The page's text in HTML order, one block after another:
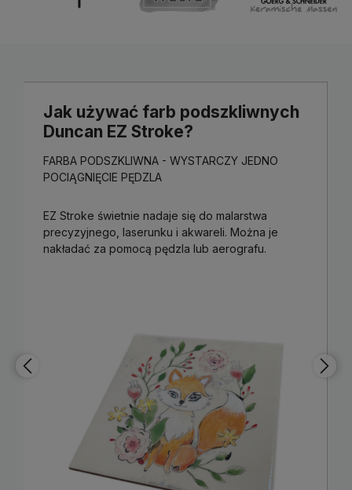
Jak używać farb podszkliwnych
Duncan EZ Stroke?
FARBA PODSZKLIWNA - WYSTARCZY JEDNO
POCIĄGNIĘCIE PĘDZLA
EZ Stroke świetnie nadaje się do malarstwa
precyzyjnego, laserunku i akwareli. Można je
nakładać za pomocą pędzla lub aerografu.